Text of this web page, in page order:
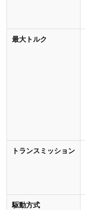
最大トルク
トランスミッション
駆動方式